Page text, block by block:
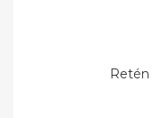
Retén